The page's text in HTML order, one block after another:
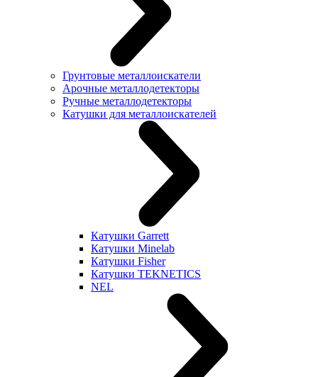
Грунтовые металлоискатели
Арочные металлодетекторы
Ручные металлодетекторы
Катушки для металлоискателей
Катушки Garrett
Катушки Minelab
Катушки Fisher
Катушки TEKNETICS
NEL